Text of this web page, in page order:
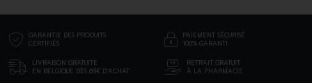
GARANTIE DES PRODUITS
CERTIFIÉS
PAIEMENT SÉCURISÉ
100% GARANTI
LIVRAISON GRATUITE
EN BELGIQUE DÈS 69€ D’ACHAT
RETRAIT GRATUIT
À LA PHARMACIE